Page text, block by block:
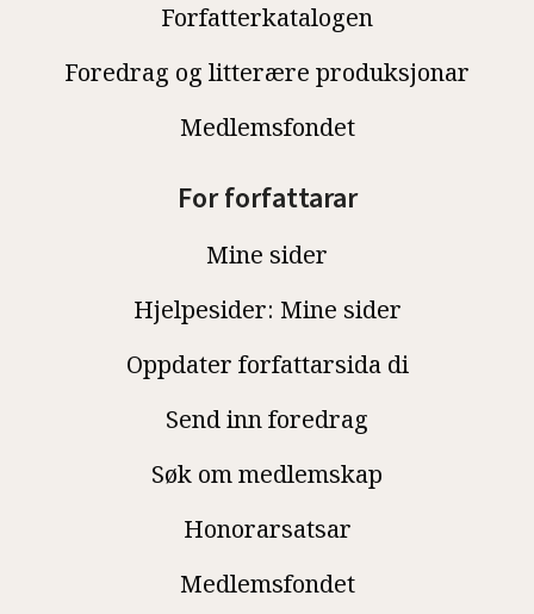
Forfatterkatalogen
Foredrag og litterære produksjonar
Medlemsfondet
For forfattarar
Mine sider
Hjelpesider: Mine sider
Oppdater forfattarsida di
Send inn foredrag
Søk om medlemskap
Honorarsatsar
Medlemsfondet